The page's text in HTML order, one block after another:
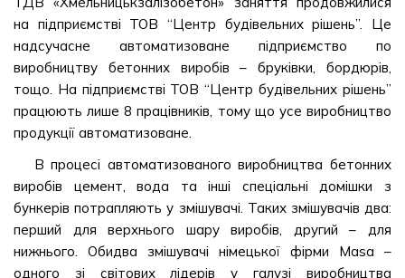
на підприємстві ТОВ “Центр будівельних рішень”. Це
надсучасне автоматизоване підприємство по
виробництву бетонних виробів – бруківки, бордюрів,
тощо. На підприємстві ТОВ “Центр будівельних рішень”
працюють лише 8 працівників, тому що усе виробництво
продукції автоматизоване.
В процесі автоматизованого виробництва бетонних
виробів цемент, вода та інші спеціальні домішки з
бункерів потрапляють у змішувачі. Таких змішувачів два:
перший для верхнього шару виробів, другий – для
нижнього. Обидва змішувачі німецької фірми Masa –
одного зі світових лідерів у галузі виробництва